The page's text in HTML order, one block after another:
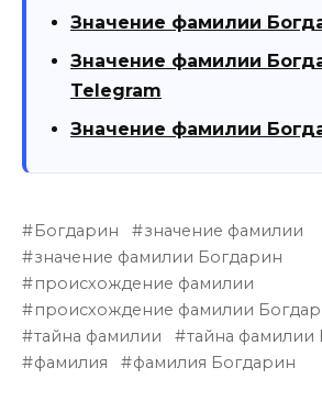
Значение фамилии
Значение фамилии
Telegram
Значение фамилии
Богдарин
значение фамилии
значение фамилии Богдарин
происхождение фамилии
происхождение фамилии
тайна фамилии
тайна фамилии
фамилия
фамилия Богдарин